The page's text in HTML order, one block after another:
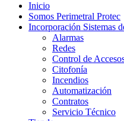
Inicio
Somos Perimetral Protec
Incorporación Sistemas
Alarmas
Redes
Control de
Citofonía
Incendios
Automatización
Contratos
Servicio Técnico